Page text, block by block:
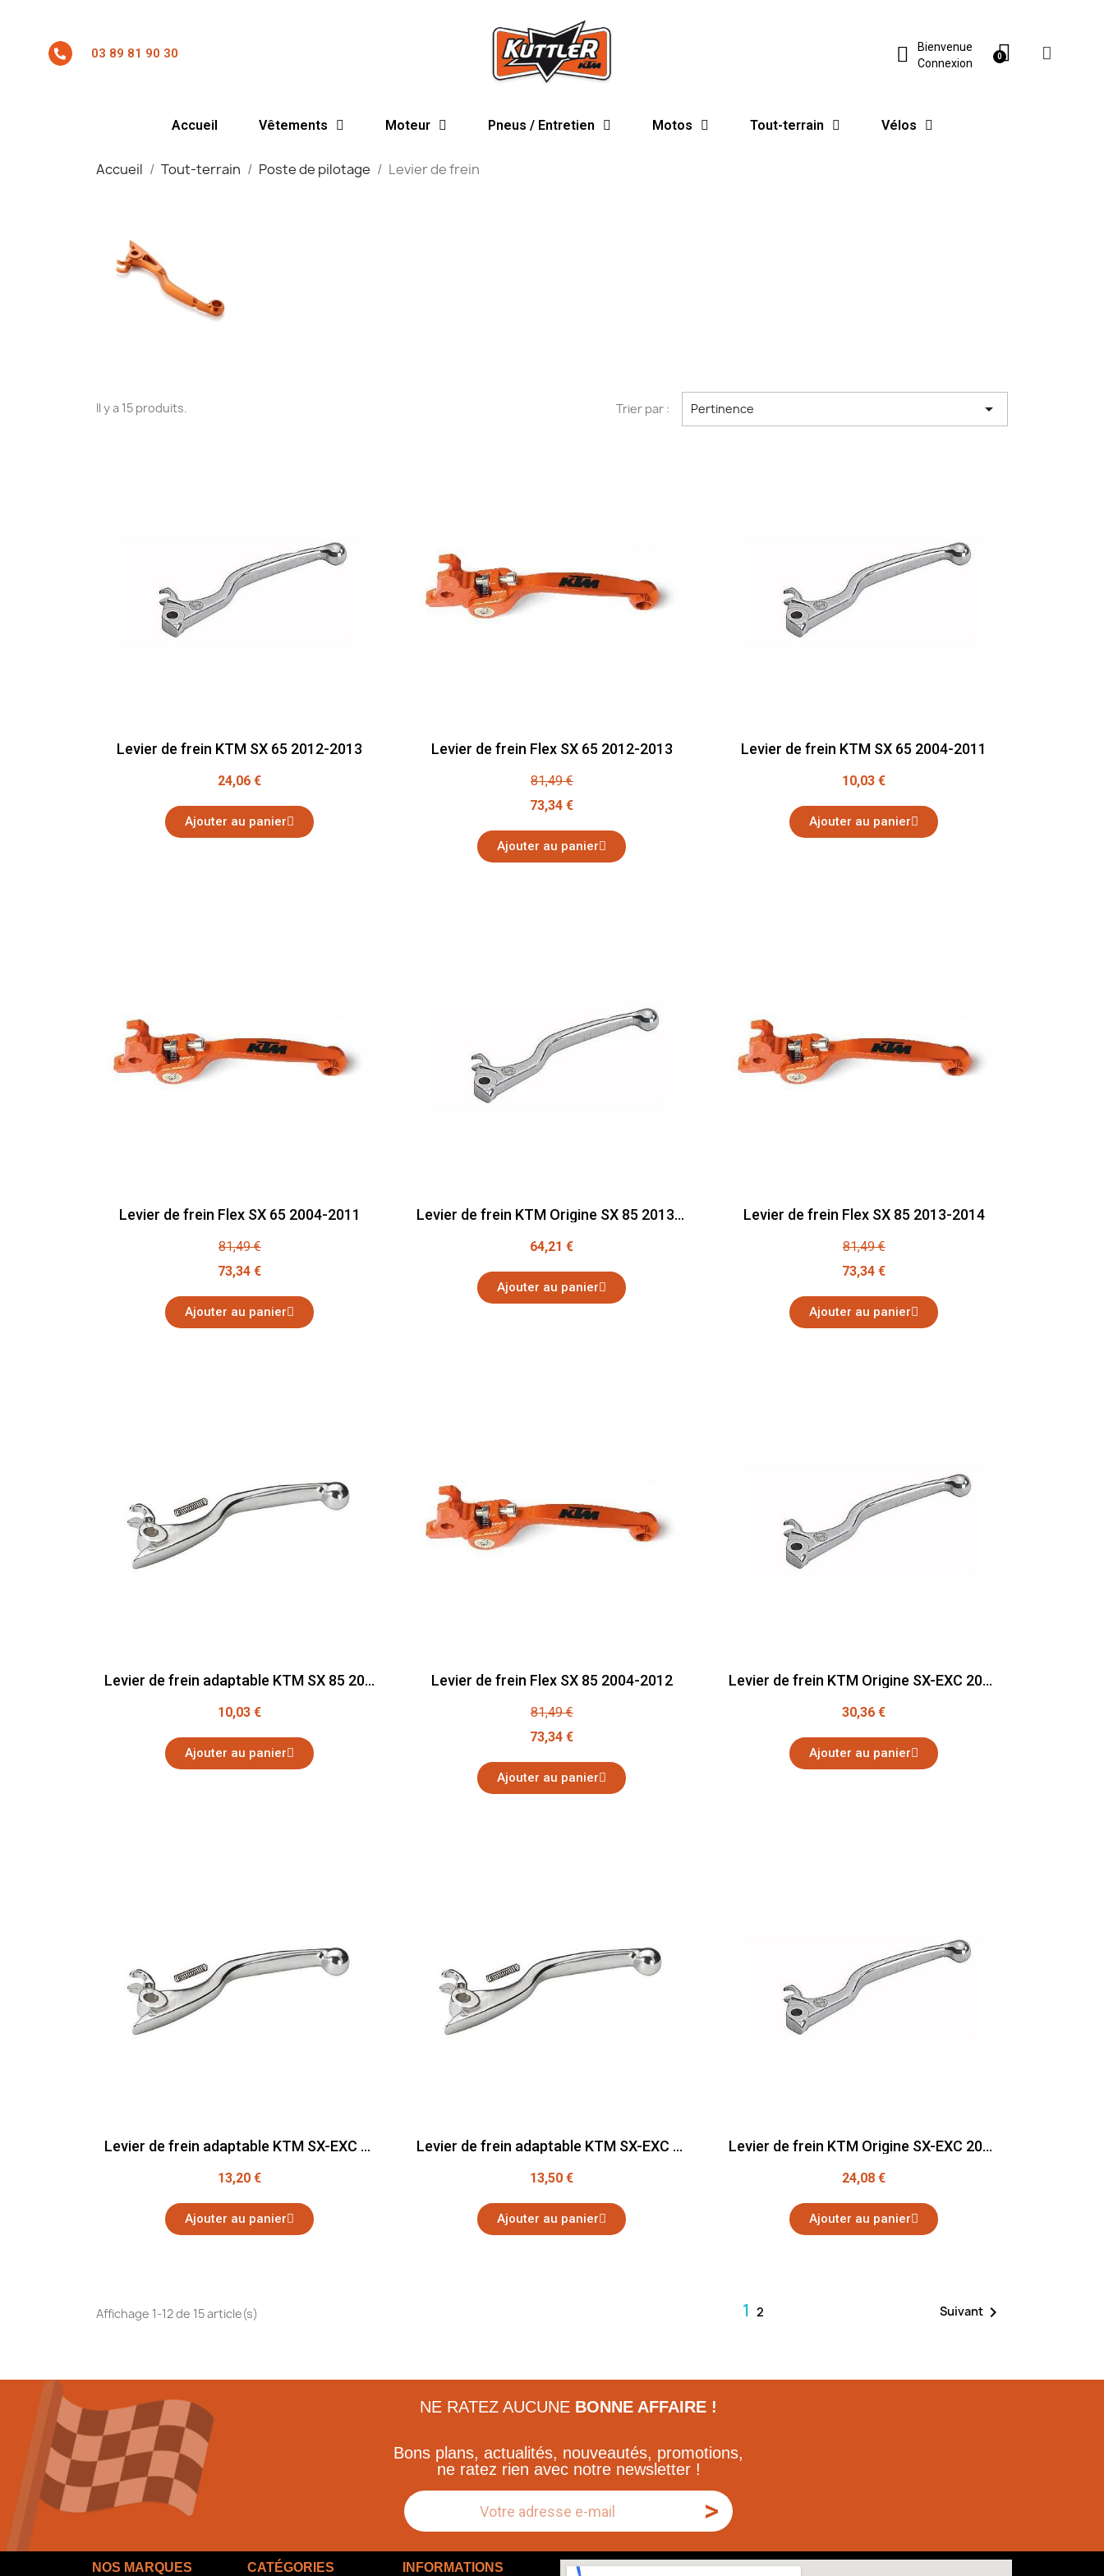
03 89 81 90 30
Bienvenue
Connexion
Accueil Vêtements Moteur Pneus / Entretien Motos Tout-terrain Vélos
Accueil Tout-terrain Poste de pilotage Levier de frein
Il y a 15 produits. Trier par : Pertinence 
Levier de frein KTM SX 65 2012-2013
24,06 €
Ajouter au panier
Levier de frein Flex SX 65 2012-2013
81,49 €
73,34 €
Ajouter au panier
Levier de frein KTM SX 65 2004-2011
10,03 €
Ajouter au panier
Levier de frein Flex SX 65 2004-2011
81,49 €
73,34 €
Ajouter au panier
Levier de frein KTM Origine SX 85 2013-2014
64,21 €
Ajouter au panier
Levier de frein Flex SX 85 2013-2014
81,49 €
73,34 €
Ajouter au panier
Levier de frein adaptable KTM SX 85 2004-2012
10,03 €
Ajouter au panier
Levier de frein Flex SX 85 2004-2012
81,49 €
73,34 €
Ajouter au panier
Levier de frein KTM Origine SX-EXC 2015-2016
30,36 €
Ajouter au panier
Levier de frein adaptable KTM SX-EXC 2000-2004
13,20 €
Ajouter au panier
Levier de frein adaptable KTM SX-EXC 2005-2013
13,50 €
Ajouter au panier
Levier de frein KTM Origine SX-EXC 2005-2014
24,08 €
Ajouter au panier
Affichage 1-12 de 15 article(s) 12 Suivant
NE RATEZ AUCUNE BONNE AFFAIRE !
Bons plans, actualités, nouveautés, promotions,
ne ratez rien avec notre newsletter !
>
NOS MARQUES CATÉGORIES INFORMATIONS